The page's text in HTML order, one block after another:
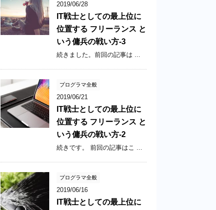
2019/06/28
IT戦士としての最上位に
位置する フリーランス と
いう傭兵の戦い方-3
続きました。前回の記事は ...
プログラマ全般
2019/06/21
IT戦士としての最上位に
位置する フリーランス と
いう傭兵の戦い方-2
続きです。 前回の記事はこ ...
プログラマ全般
2019/06/16
IT戦士としての最上位に